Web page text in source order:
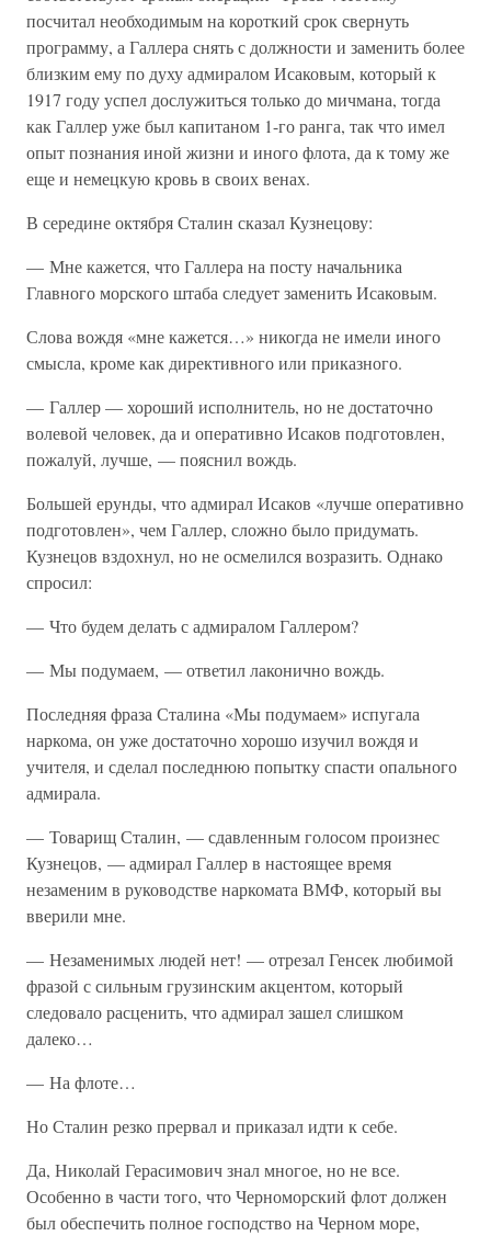
посчитал необходимым на короткий срок свернуть
программу, а Галлера снять с должности и заменить более
близким ему по духу адмиралом Исаковым, который к
1917 году успел дослужиться только до мичмана, тогда
как Галлер уже был капитаном 1-го ранга, так что имел
опыт познания иной жизни и иного флота, да к тому же
еще и немецкую кровь в своих венах.
В середине октября Сталин сказал Кузнецову:
— Мне кажется, что Галлера на посту начальника
Главного морского штаба следует заменить Исаковым.
Слова вождя «мне кажется…» никогда не имели иного
смысла, кроме как директивного или приказного.
— Галлер — хороший исполнитель, но не достаточно
волевой человек, да и оперативно Исаков подготовлен,
пожалуй, лучше, — пояснил вождь.
Большей ерунды, что адмирал Исаков «лучше оперативно
подготовлен», чем Галлер, сложно было придумать.
Кузнецов вздохнул, но не осмелился возразить. Однако
спросил:
— Что будем делать с адмиралом Галлером?
— Мы подумаем, — ответил лаконично вождь.
Последняя фраза Сталина «Мы подумаем» испугала
наркома, он уже достаточно хорошо изучил вождя и
учителя, и сделал последнюю попытку спасти опального
адмирала.
— Товарищ Сталин, — сдавленным голосом произнес
Кузнецов, — адмирал Галлер в настоящее время
незаменим в руководстве наркомата ВМФ, который вы
вверили мне.
— Незаменимых людей нет! — отрезал Генсек любимой
фразой с сильным грузинским акцентом, который
следовало расценить, что адмирал зашел слишком
далеко…
— На флоте…
Но Сталин резко прервал и приказал идти к себе.
Да, Николай Герасимович знал многое, но не все.
Особенно в части того, что Черноморский флот должен
был обеспечить полное господство на Черном море,